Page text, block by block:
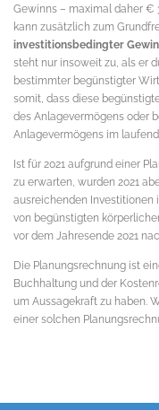
Gewinns – maximal daher €
kann zusätzlich zum
investitionsbedingter
steht nur insoweit zu, als er
bestimmter begünstigter
somit, dass diese
des Anlagevermögens oder
Anlagevermögens im
Ist für 2021 aufgrund einer
zu erwarten, wurden 2021
ausreichenden Investitionen
von begünstigten
vor dem Jahresende 2021
Die Planungsrechnung ist
Buchhaltung und der
um Aussagekraft zu haben.
einer solchen